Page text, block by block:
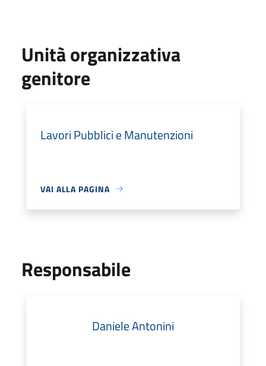
Unità organizzativa
genitore
Lavori Pubblici e Manutenzioni
VAI ALLA PAGINA
Responsabile
Daniele Antonini